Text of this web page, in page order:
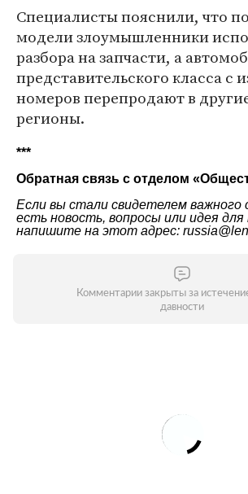
Специалисты пояснили, что
модели злоумышленники
разбора на запчасти, а
представительского класса с
номеров перепродают в
регионы.
***
Обратная связь с отделом
Если вы стали свидетелем важного
есть новость, вопросы или идея
напишите на этот адрес:
Комментарии закрыты за
давности